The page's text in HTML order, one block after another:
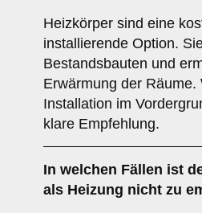
Heizkörper sind eine
installierende Option.
Bestandsbauten und
Erwärmung der
Installation im
klare Empfehlung.
In welchen Fällen ist
als Heizung nicht zu